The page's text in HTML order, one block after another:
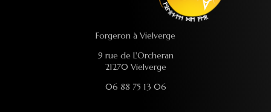
Forgeron à Vielverge
9 rue de L'Orcheran
21270 Vielverge
06 88 75 13 06